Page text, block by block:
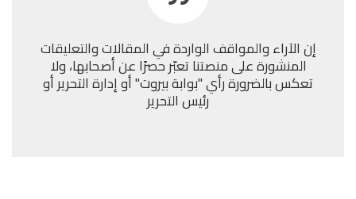
إن الآراء والمواقف الواردة في المقالات والتعليقات
المنشورة على منصتنا تعبّر حصرًا عن أصحابها، ولا
تعكس بالضرورة رأي "بوابة بيروت" أو إدارة التحرير أو
رئيس التحرير